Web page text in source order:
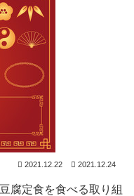
2021.12.22 2021.12.24
腐定食を食べる取り組